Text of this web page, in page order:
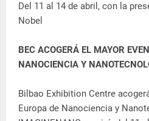
Del 11 al 14 de abril, con la
Nobel
BEC ACOGERÁ EL MAYOR
NANOCIENCIA Y
Bilbao Exhibition Centre
Europa de Nanociencia y